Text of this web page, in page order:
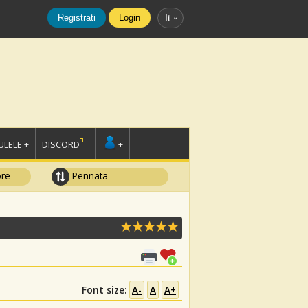
Registrati Login It
+ DISCORD +
Pennata
Font size: A- A A+